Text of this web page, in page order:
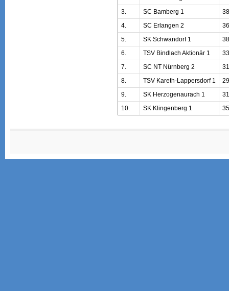
3.
SC Bamberg 1
4.
SC Erlangen 2
5.
SK Schwandorf 1
6.
TSV Bindlach Aktionär 1
7.
SC NT Nürnberg 2
8.
TSV Kareth-Lappersdorf 1
9.
SK Herzogenaurach 1
10.
SK Klingenberg 1